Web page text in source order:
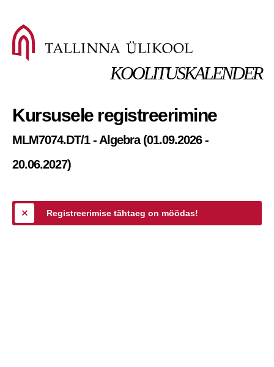
KOOLITUSKALENDER
Kursusele registreerimine
MLM7074.DT/1 - Algebra (01.09.2026 -
20.06.2027)
Registreerimise tähtaeg on möödas!